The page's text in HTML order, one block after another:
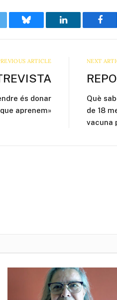
Bluesky LinkedIn
ARTICLE
és donar
aprenem»
NEXT
Què
de 18
vacuna